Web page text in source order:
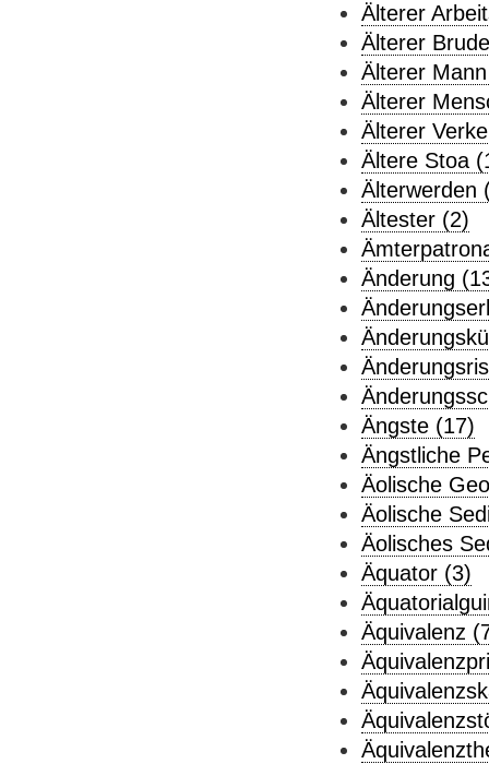
Älterer
Älterer
Älterer
Älterer
Älterer
Ältere Stoa
Älterwerden
Ältester (2)
Änderung
Ängste (17)
Ängstliche
Äolische
Äolische
Äolisches
Äquator (3)
Äquivalenz